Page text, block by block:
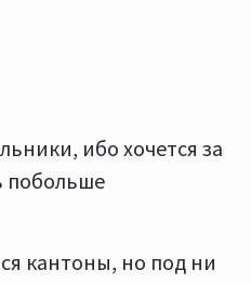
ибо хочется за
побольше
кантоны, но под ни